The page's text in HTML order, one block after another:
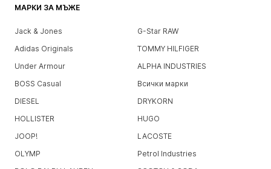
МАРКИ ЗА МЪЖЕ
Jack & Jones
G-Star RAW
Adidas Originals
TOMMY HILFIGER
Under Armour
ALPHA INDUSTRIES
BOSS Casual
Всички марки
DIESEL
DRYKORN
HOLLISTER
HUGO
JOOP!
LACOSTE
OLYMP
Petrol Industries